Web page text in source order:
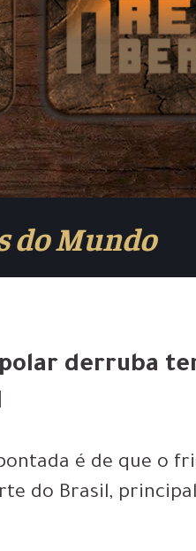
do Mundo
derruba
é de que o
do Brasil,